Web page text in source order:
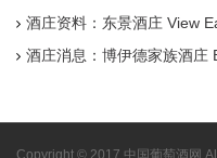
酒庄资料：东景酒庄 View
酒庄消息：博伊德家族酒庄
Copyright © 2017 中国葡萄酒网